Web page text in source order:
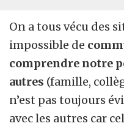
On a tous vécu des
impossible de
comprendre notre
autres (famille,
n’est pas toujours
avec les autres car